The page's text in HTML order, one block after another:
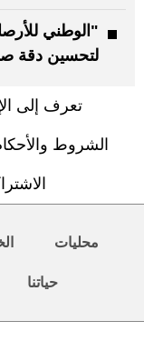
"الوطني
لتحسين دقة
تعرف إلى
الشروط
محليات
حياتنا